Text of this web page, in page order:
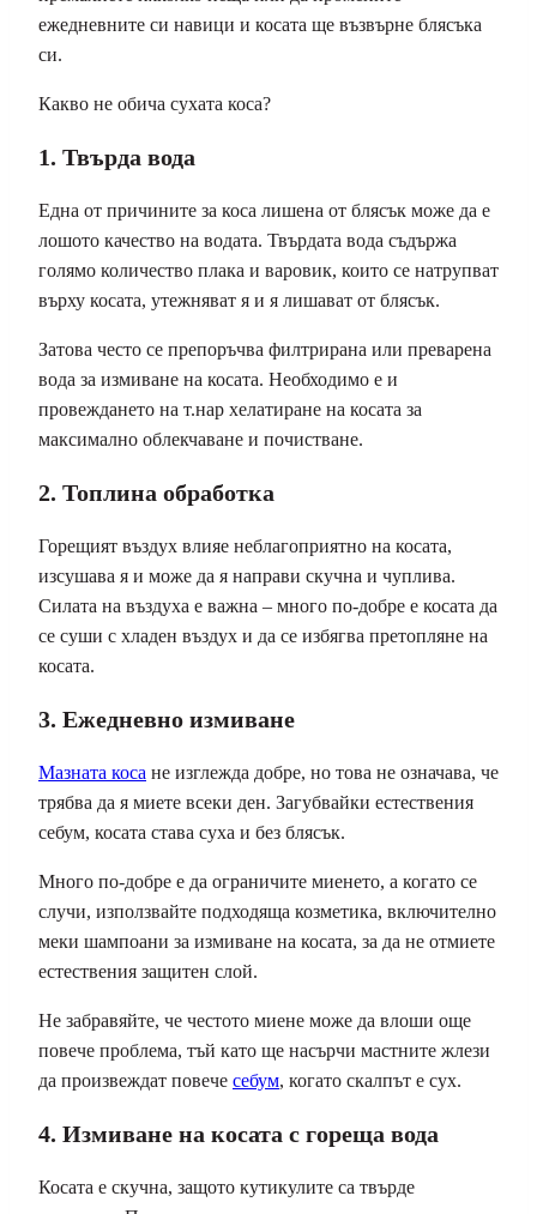
ежедневните си навици и косата ще възвърне блясъка
си.
Какво не обича сухата коса?
1. Твърда вода
Една от причините за коса лишена от блясък може да е
лошото качество на водата. Твърдата вода съдържа
голямо количество плака и варовик, които се натрупват
върху косата, утежняват я и я лишават от блясък.
Затова често се препоръчва филтрирана или преварена
вода за измиване на косата. Необходимо е и
провеждането на т.нар хелатиране на косата за
максимално облекчаване и почистване.
2. Топлина обработка
Горещият въздух влияе неблагоприятно на косата,
изсушава я и може да я направи скучна и чуплива.
Силата на въздуха е важна – много по-добре е косата да
се суши с хладен въздух и да се избягва претопляне на
косата.
3. Ежедневно измиване
Мазната коса не изглежда добре, но това не означава, че
трябва да я миете всеки ден. Загубвайки естествения
себум, косата става суха и без блясък.
Много по-добре е да ограничите миенето, а когато се
случи, използвайте подходяща козметика, включително
меки шампоани за измиване на косата, за да не отмиете
естествения защитен слой.
Не забравяйте, че честото миене може да влоши още
повече проблема, тъй като ще насърчи мастните жлези
да произвеждат повече себум, когато скалпът е сух.
4. Измиване на косата с гореща вода
Косата е скучна, защото кутикулите са твърде